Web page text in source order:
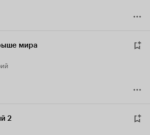
мира
2